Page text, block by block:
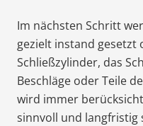
Im nächsten Schritt
gezielt instand gesetzt
Schließzylinder, das
Beschläge oder Teile
wird immer
sinnvoll und langfristig